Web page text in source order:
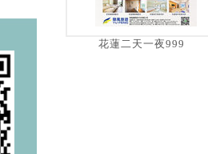
花蓮二天一夜999